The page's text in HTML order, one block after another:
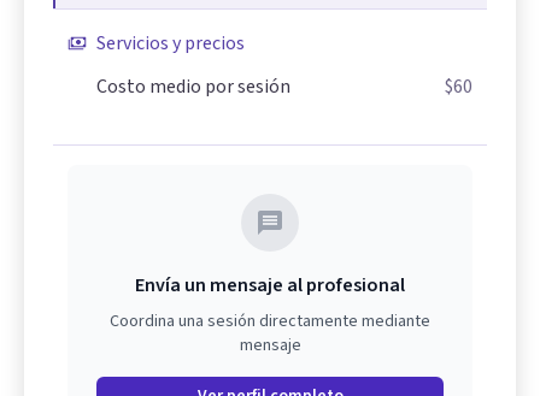
Servicios y precios
Costo medio por sesión
$60
Envía un mensaje al profesional
Coordina una sesión directamente mediante
mensaje